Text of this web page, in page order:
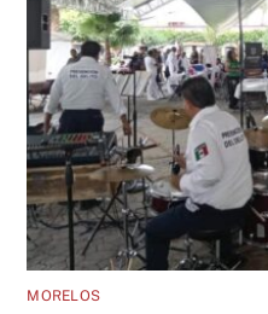
MORELOS